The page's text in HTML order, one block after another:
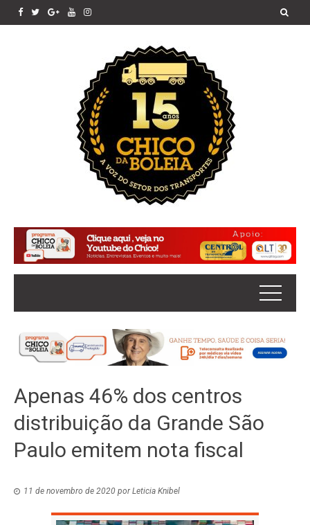
Apenas 46% dos centros
distribuição da Grande São
Paulo emitem nota fiscal
11 de novembro de 2020 porLeticia Knibel